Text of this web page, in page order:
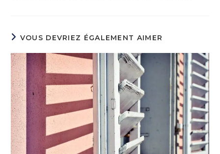
VOUS DEVRIEZ ÉGALEMENT AIMER